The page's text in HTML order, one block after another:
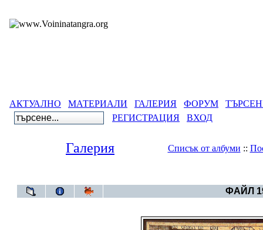
АКТУАЛНО МАТЕРИАЛИ ГАЛЕРИЯ ФОРУМ
РЕГИСТРАЦИЯ
ВХОД
Галерия Списък от албуми ::
ФАЙЛ